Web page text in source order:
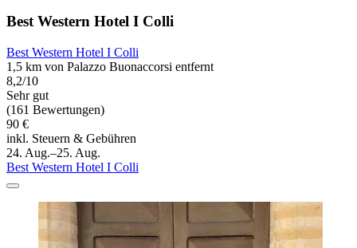
Best Western Hotel I Colli
Best Western Hotel I Colli
1,5 km von Palazzo Buonaccorsi entfernt
8,2/10
Sehr gut
(161 Bewertungen)
90 €
inkl. Steuern & Gebühren
24. Aug.–25. Aug.
Best Western Hotel I Colli